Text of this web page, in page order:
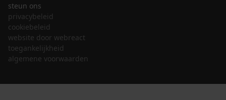
steun ons
privacybeleid
cookiebeleid
website door webreact
toegankelijkheid
algemene voorwaarden